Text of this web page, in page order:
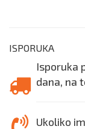
ISPORUKA
Isporuka
dana, na
Ukoliko